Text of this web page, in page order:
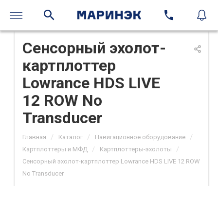
Сенсорный эхолот-
картплоттер
Lowrance HDS LIVE
12 ROW No
Transducer
Главная / Каталог / Навигационное оборудование /
Картплоттеры и МФД / Картплоттеры-эхолоты /
Сенсорный эхолот-картплоттер Lowrance HDS LIVE 12 ROW
No Transducer